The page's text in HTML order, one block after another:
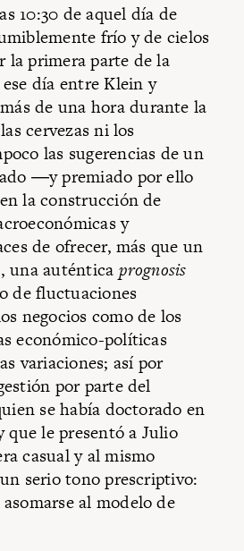
10:30 de aquel día de
frío y de cielos
la primera parte de la
día entre Klein y
de una hora durante la
cervezas ni los
las sugerencias de un
―y premiado por ello
la construcción de
y
de ofrecer, más que un
una auténtica prognosis
de fluctuaciones
negocios como de los
económico-políticas
variaciones; así por
por parte del
se había doctorado en
que le presentó a Julio
casual y al mismo
serio tono prescriptivo:
al modelo de